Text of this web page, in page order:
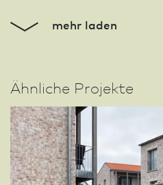
mehr laden
Ähnliche Projekte